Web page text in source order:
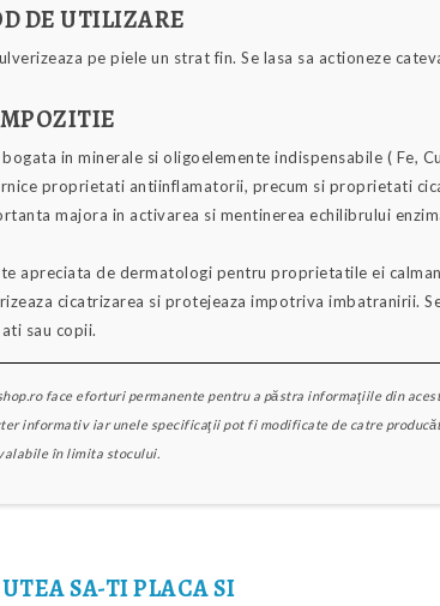
DE UTILIZARE
pe piele un strat fin. Se lasa sa actioneze
bogata in minerale si oligoelemente indispensabile ( Fe,
proprietati antiinflamatorii, precum si proprietati
majora in activarea si mentinerea echilibrului
apreciata de dermatologi pentru proprietatile ei
cicatrizarea si protejeaza impotriva imbatranirii.
sau copii.
face eforturi permanente pentru a păstra informaţiile din
informativ iar unele specificaţii pot fi modificate de catre
în limita stocului.
SA-TI PLACA SI